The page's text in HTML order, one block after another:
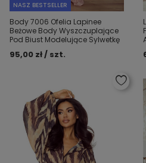
NASZ BESTSELLER
Body 7006 Ofelia Lapinee
Beżowe Body Wyszczuplające
Pod Biust Modelujące Sylwetkę
95,00 zł / szt.